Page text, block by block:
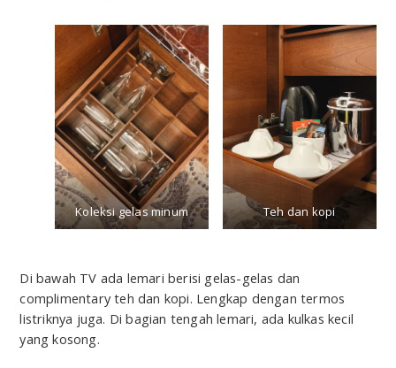
Koleksi gelas minum Teh dan kopi
Di bawah TV ada lemari berisi gelas-gelas dan
complimentary teh dan kopi. Lengkap dengan termos
listriknya juga. Di bagian tengah lemari, ada kulkas kecil
yang kosong.